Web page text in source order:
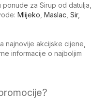
za Sirup od datulja,
Mlijeko Maslac Sir,
najnovije akcijske cijene,
informacije o najboljim